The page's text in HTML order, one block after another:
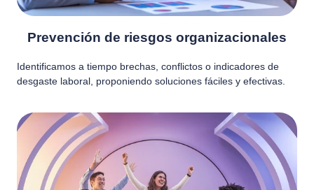
Prevención de riesgos organizacionales
Identificamos a tiempo brechas, conflictos o indicadores de
desgaste laboral, proponiendo soluciones fáciles y efectivas.